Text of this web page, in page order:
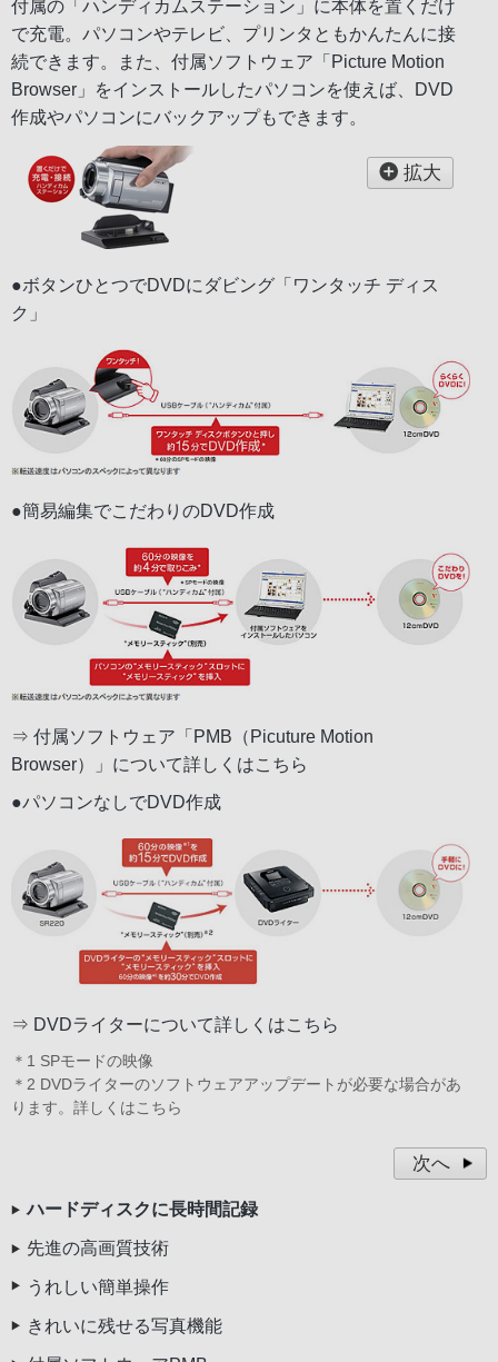
付属の「ハンディカムステーション」に本体を置くだけ
で充電。パソコンやテレビ、プリンタともかんたんに接
続できます。また、付属ソフトウェア「Picture Motion
Browser」をインストールしたパソコンを使えば、DVD
作成やパソコンにバックアップもできます。
拡大
●ボタンひとつでDVDにダビング「ワンタッチ ディス
ク」
●簡易編集でこだわりのDVD作成
⇒ 付属ソフトウェア「PMB（Picuture Motion
Browser）」について詳しくはこちら
●パソコンなしでDVD作成
⇒ DVDライターについて詳しくはこちら
＊1 SPモードの映像
＊2 DVDライターのソフトウェアアップデートが必要な場合があ
ります。 詳しくはこちら
次へ
ハードディスクに長時間記録
先進の高画質技術
うれしい簡単操作
きれいに残せる写真機能